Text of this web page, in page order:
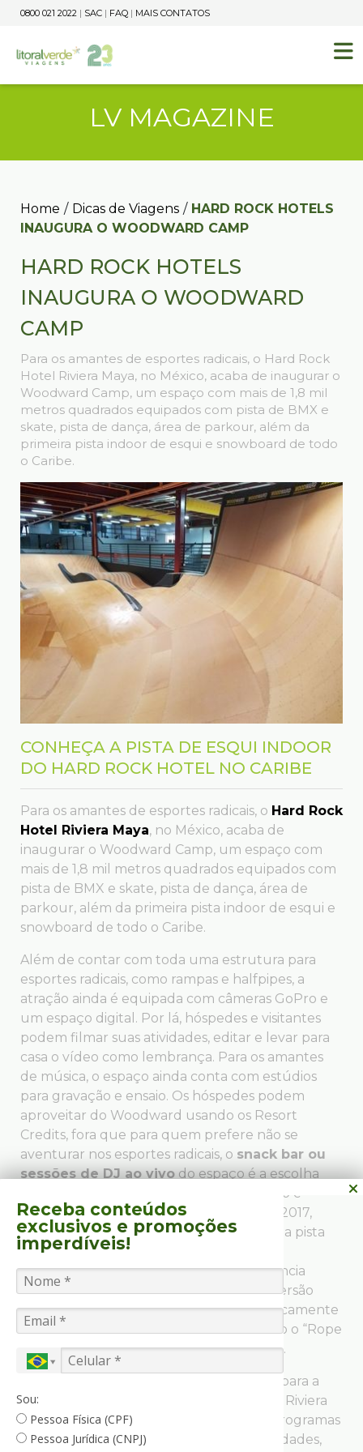
0800 021 2022 | SAC | FAQ | MAIS CONTATOS
LV MAGAZINE
Home / Dicas de Viagens / HARD ROCK HOTELS
INAUGURA O WOODWARD CAMP
HARD ROCK HOTELS
INAUGURA O WOODWARD
CAMP
Para os amantes de esportes radicais, o Hard Rock
Hotel Riviera Maya, no México, acaba de inaugurar o
Woodward Camp, um espaço com mais de 1,8 mil
metros quadrados equipados com pista de BMX e
skate, pista de dança, área de parkour, além da
primeira pista indoor de esqui e snowboard de todo
o Caribe.
CONHEÇA A PISTA DE ESQUI INDOOR
DO HARD ROCK HOTEL NO CARIBE
Para os amantes de esportes radicais, o Hard Rock
Hotel Riviera Maya, no México, acaba de
inaugurar o Woodward Camp, um espaço com
mais de 1,8 mil metros quadrados equipados com
pista de BMX e skate, pista de dança, área de
parkour, além da primeira pista indoor de esqui e
snowboard de todo o Caribe.
Além de contar com toda uma estrutura para
esportes radicais, como rampas e halfpipes, a
atração ainda é equipada com câmeras GoPro e
um espaço digital. Por lá, hóspedes e visitantes
podem filmar suas atividades, editar e levar para
casa o vídeo como lembrança. Para os amantes
de música, o espaço ainda conta com estúdios
para gravação e ensaio. Os hóspedes podem
aproveitar do Woodward usando os Resort
Credits, fora que para quem prefere não se
aventurar nos esportes radicais, o snack bar ou
sessões de DJ ao vivodo espaço é a escolha
certa. Localizado no exterior da instalação e
programado para abrir em setembro de 2017,
oWoodward WreckTangle Ninja
é uma pista
de obstáculos projetado para desafiar os
hóspedes através do atletismo, a consciência
espacial, a agilidade, tudo com muita diversão
enquanto incentiva a se mover estrategicamente
através de obstáculos desafiadores, como o “Rope
Swing to Cargo Crawl” e “Rotating Rings”.
Com um espaço extremamente seguro para a
prática de esportes radicais, o Woodward Riviera
Maya possui uma variedade imensa de programas
que podem ser realizados para todas as idades,
Receba conteúdos
exclusivos e promoções
imperdíveis!
Sou:
Pessoa Física (CPF)
Pessoa Jurídica (CNPJ)